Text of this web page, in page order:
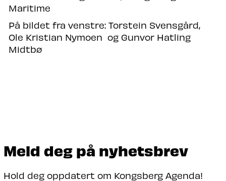
Maritime
På bildet fra venstre: Torstein Svensgård,
Ole Kristian Nymoen og Gunvor Hatling
Midtbø
Meld deg på nyhetsbrev
Hold deg oppdatert om Kongsberg Agenda!